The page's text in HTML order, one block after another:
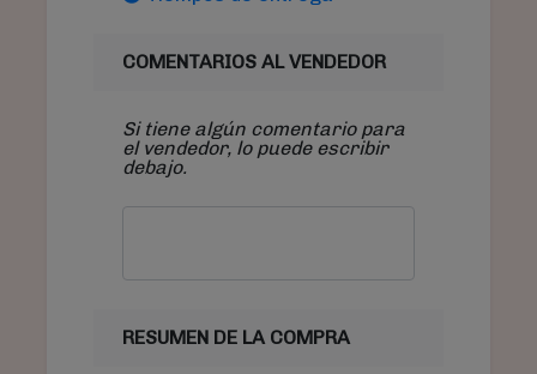
COMENTARIOS AL VENDEDOR
Si tiene algún comentario para
el vendedor, lo puede escribir
debajo.
RESUMEN DE LA COMPRA